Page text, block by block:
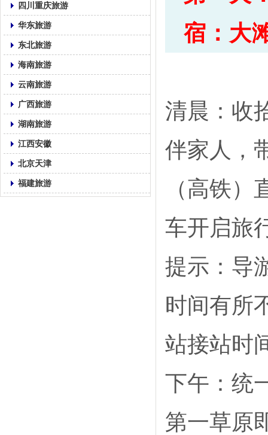
四川重庆旅游
华东旅游
东北旅游
海南旅游
云南旅游
广西旅游
湖南旅游
江西安徽
北京天津
福建旅游
宿：大
清晨：收
伴家人，
（高铁
车开启旅
提示：导
时间有所
站接站时
下午：统
第一草原